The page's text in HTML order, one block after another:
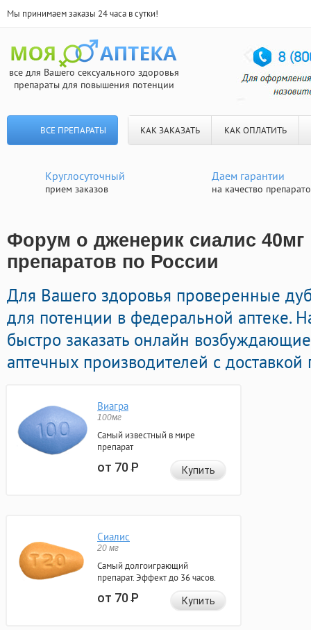
Мы принимаем заказы 24 часа в сутки!
все для Вашего сексуального здоровья
препараты для повышения потенции
ВСЕ ПРЕПАРАТЫ КАК ЗАКАЗАТЬ КАК ОПЛАТИТЬ
Круглосуточный
прием заказов
Даем гарантии
на качество
Форум о дженерик сиалис 40мг
препаратов по России
Для Вашего здоровья проверенные
для потенции в федеральной аптеке.
быстро заказать онлайн
аптечных производителей с
Виагра
100мг
Самый известный в мире
препарат
от 70Р Купить
Сиалис
20 мг
Самый долгоиграющий
препарат. Эффект до 36 часов.
от 70Р Купить